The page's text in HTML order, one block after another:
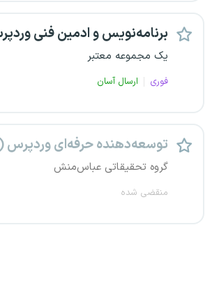
برنامه‌نویس و ادمین فنی
یک مجموعه معتبر
فوری ارسال آسان
توسعه‌دهنده حرفه‌ای وردپرس
گروه تحقیقاتی عباس‌منش
منقضی شده